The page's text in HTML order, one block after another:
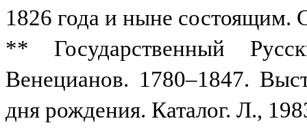
1826 года и ныне состоящим.
** Государственный
Венецианов. 1780–1847.
дня рождения. Каталог. Л.,